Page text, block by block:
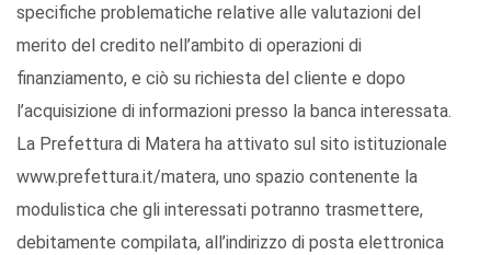
specifiche problematiche relative alle valutazioni del
merito del credito nell’ambito di operazioni di
finanziamento, e ciò su richiesta del cliente e dopo
l’acquisizione di informazioni presso la banca interessata.
La Prefettura di Matera ha attivato sul sito istituzionale
www.prefettura.it/matera, uno spazio contenente la
modulistica che gli interessati potranno trasmettere,
debitamente compilata, all’indirizzo di posta elettronica